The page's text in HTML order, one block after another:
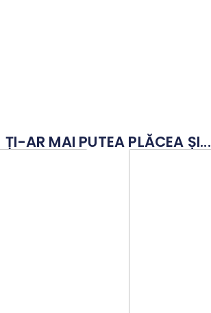
ȚI-AR MAI PUTEA PLĂCEA ȘI...